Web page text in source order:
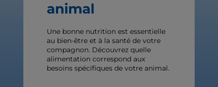
animal
Une bonne nutrition est essentielle
au bien-être et à la santé de votre
compagnon. Découvrez quelle
alimentation correspond aux
besoins spécifiques de votre animal.